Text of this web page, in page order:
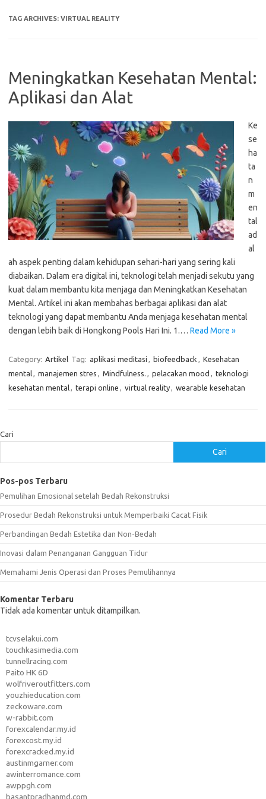
TAG ARCHIVES: VIRTUAL REALITY
Meningkatkan Kesehatan Mental:
Aplikasi dan Alat
Ke
se
ha
ta
n
m
en
tal
ad
al
ah aspek penting dalam kehidupan sehari-hari yang sering kali
diabaikan. Dalam era digital ini, teknologi telah menjadi sekutu yang
kuat dalam membantu kita menjaga dan Meningkatkan Kesehatan
Mental. Artikel ini akan membahas berbagai aplikasi dan alat
teknologi yang dapat membantu Anda menjaga kesehatan mental
dengan lebih baik di Hongkong Pools Hari Ini. 1.… Read More »
Category: Artikel Tag: aplikasi meditasi , biofeedback , Kesehatan
mental, manajemen stres , Mindfulness. , pelacakan mood , teknologi
kesehatan mental, terapi online , virtual reality, wearable kesehatan
Cari
Cari
Pos-pos Terbaru
Pemulihan Emosional setelah Bedah Rekonstruksi
Prosedur Bedah Rekonstruksi untuk Memperbaiki Cacat Fisik
Perbandingan Bedah Estetika dan Non-Bedah
Inovasi dalam Penanganan Gangguan Tidur
Memahami Jenis Operasi dan Proses Pemulihannya
Komentar Terbaru
Tidak ada komentar untuk ditampilkan.
tcvselakui.com
touchkasimedia.com
tunnellracing.com
Paito HK 6D
wolfriveroutfitters.com
youzhieducation.com
zeckoware.com
w-rabbit.com
forexcalendar.my.id
forexcost.my.id
forexcracked.my.id
austinmgarner.com
awinterromance.com
awppgh.com
basantpradhanmd.com